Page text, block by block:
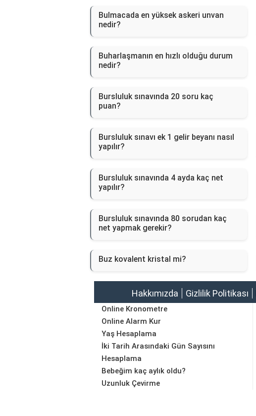
Bulmacada en yüksek askeri unvan
nedir?
Buharlaşmanın en hızlı olduğu durum
nedir?
Bursluluk sınavında 20 soru kaç
puan?
Bursluluk sınavı ek 1 gelir beyanı nasıl
yapılır?
Bursluluk sınavında 4 ayda kaç net
yapılır?
Bursluluk sınavında 80 sorudan kaç
net yapmak gerekir?
Buz kovalent kristal mi?
Hakkımızda Gizlilik Politikası
Online Kronometre
Online Alarm Kur
Yaş Hesaplama
İki Tarih Arasındaki Gün Sayısını
Hesaplama
Bebeğim kaç aylık oldu?
Uzunluk Çevirme